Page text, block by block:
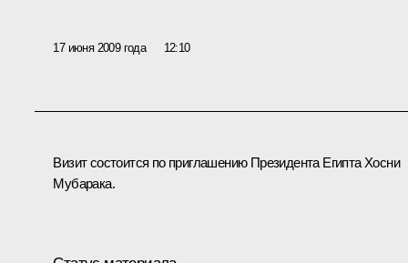
17 июня 2009 года 12:10
Визит состоится по приглашению Президента Египта Хосни
Мубарака.